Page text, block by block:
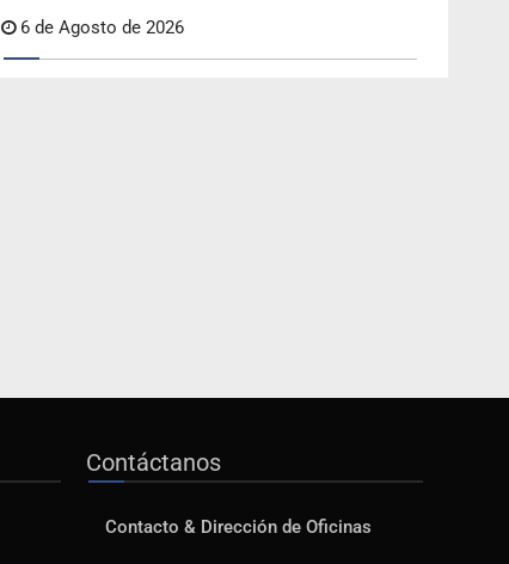
6 de Agosto de 2026
Contáctanos
Contacto & Dirección de Oficinas